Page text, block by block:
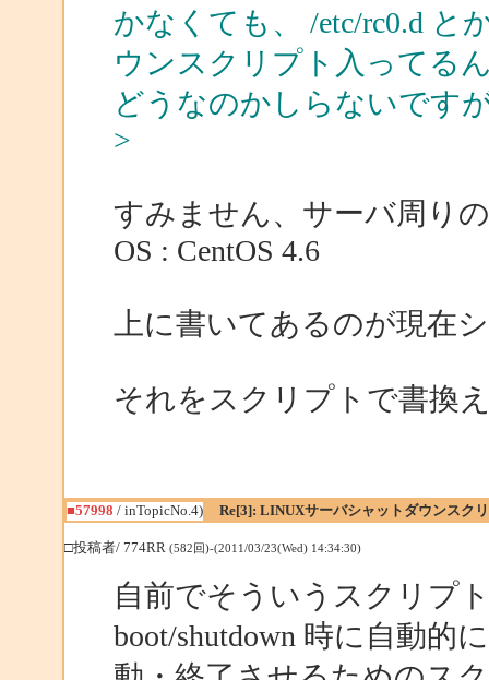
かなくても、 /etc/rc0.d と
ウンスクリプト入ってる
どうなのかしらないです
>
すみません、サーバ周り
OS : CentOS 4.6
上に書いてあるのが現在
それをスクリプトで書換
■57998 / inTopicNo.4) Re[3]: LINUXサーバシャットダウンスク
□投稿者/ 774RR (582回)-(2011/03/23(Wed) 14:34:30)
自前でそういうスクリプ
boot/shutdown 時に自動的